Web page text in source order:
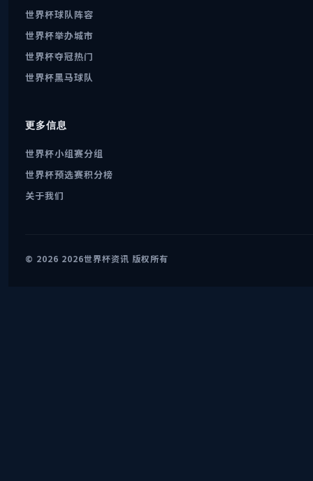
世界杯球队阵容
世界杯举办城市
世界杯夺冠热门
世界杯黑马球队
更多信息
世界杯小组赛分组
世界杯预选赛积分榜
关于我们
© 2026 2026世界杯资讯 版权所有